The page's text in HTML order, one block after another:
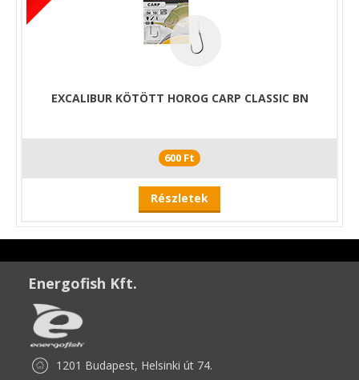
EXCALIBUR KÖTÖTT HOROG CARP CLASSIC BN
600 Ft
Részletek
Energofish Kft.
1201 Budapest, Helsinki út 74.